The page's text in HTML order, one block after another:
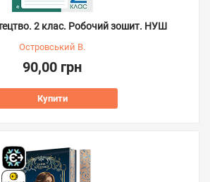
2 клас. Робочий зошит. НУШ
Островський В.
90,00 грн
Купити